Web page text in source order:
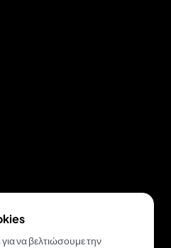
να βελτιώσουμε την